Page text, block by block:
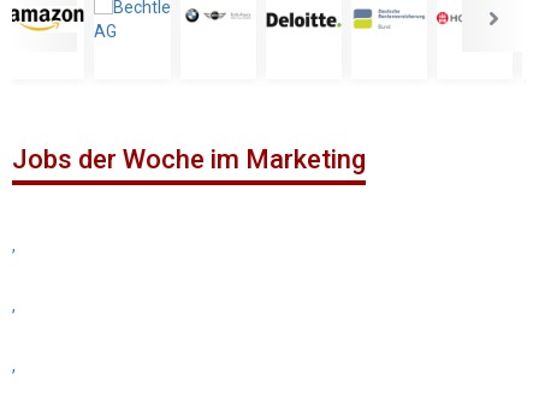
Jobs der Woche im Marketing
,
,
,